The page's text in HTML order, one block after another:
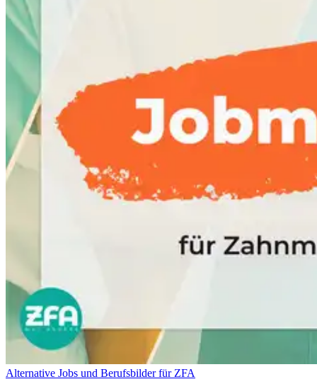
Alternative Jobs und Berufsbilder für ZFA